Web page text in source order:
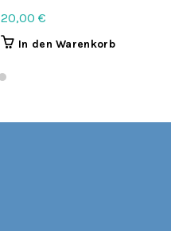
20,00 €
In den Warenkorb